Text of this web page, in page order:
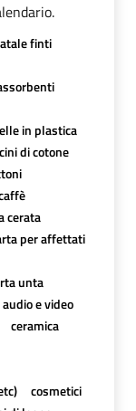
finti
in plastica
di cotone
cerata
per affettati
unta
e video
ceramica
cosmetici